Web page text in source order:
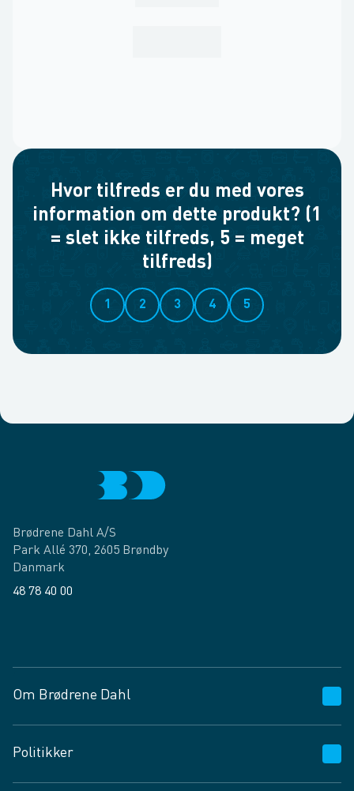
Hvor tilfreds er du med vores
information om dette produkt? (1
= slet ikke tilfreds, 5 = meget
tilfreds)
1 2 3 4 5
Brødrene Dahl A/S
Park Allé 370, 2605 Brøndby
Danmark
48 78 40 00
Om Brødrene Dahl
Vagttelefon 30 10 89 89
Spørgsmål og svar
Politikker